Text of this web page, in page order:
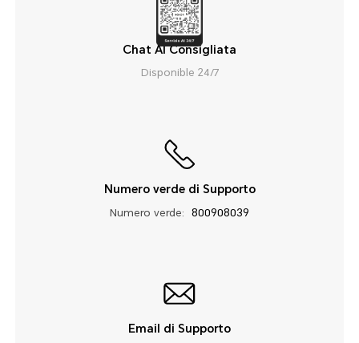
Chat AI Consigliata
Disponible 24/7
Numero verde di Supporto
Numero verde: 800908039
Email di Supporto